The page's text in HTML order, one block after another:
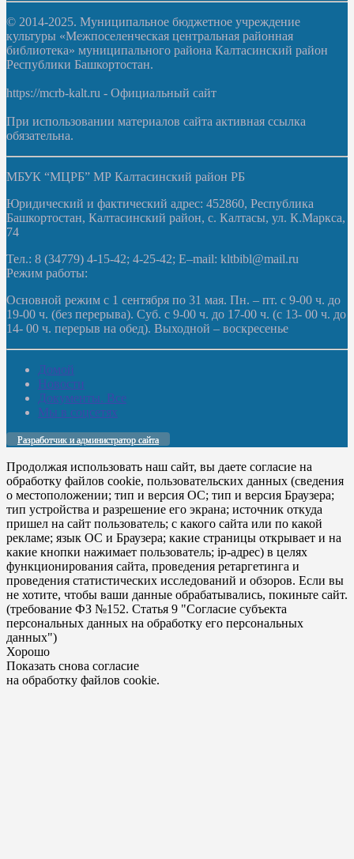
© 2014-2025. Муниципальное бюджетное учреждение
культуры «Межпоселенческая центральная районная
библиотека» муниципального района Калтасинский район
Республики Башкортостан.
https://mcrb-kalt.ru - Официальный сайт
При использовании материалов сайта активная ссылка
обязательна.
МБУК “МЦРБ” МР Калтасинский район РБ
Юридический и фактический адрес: 452860, Республика
Башкортостан, Калтасинский район, с. Калтасы, ул. К.Маркса,
74
Тел.: 8 (34779) 4-15-42; 4-25-42; E–mail: kltbibl@mail.ru
Режим работы:
Основной режим с 1 сентября по 31 мая. Пн. – пт. с 9-00 ч. до
19-00 ч. (без перерыва). Суб. с 9-00 ч. до 17-00 ч. (с 13- 00 ч. до
14- 00 ч. перерыв на обед). Выходной – воскресенье
Домой
Новости
Документы. Все
Мы в соцсетях
Разработчик и администратор сайта
Продолжая использовать наш сайт, вы даете согласие на
обработку файлов cookie, пользовательских данных (сведения
о местоположении; тип и версия ОС; тип и версия Браузера;
тип устройства и разрешение его экрана; источник откуда
пришел на сайт пользователь; с какого сайта или по какой
рекламе; язык ОС и Браузера; какие страницы открывает и на
какие кнопки нажимает пользователь; ip-адрес) в целях
функционирования сайта, проведения ретаргетинга и
проведения статистических исследований и обзоров. Если вы
не хотите, чтобы ваши данные обрабатывались, покиньте сайт.
(требование ФЗ №152. Статья 9 "Согласие субъекта
персональных данных на обработку его персональных
данных")
Хорошо
Показать снова согласие
на обработку файлов cookie.